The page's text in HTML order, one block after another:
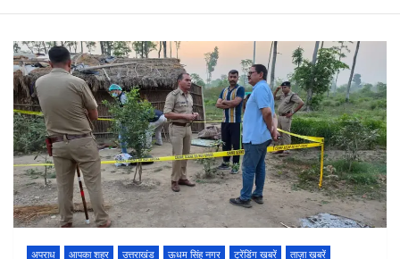
अपराध आपका शहर उत्तराखंड ऊधम सिंह नगर ट्रेंडिंग खबरें
ताज़ा ख़बरें